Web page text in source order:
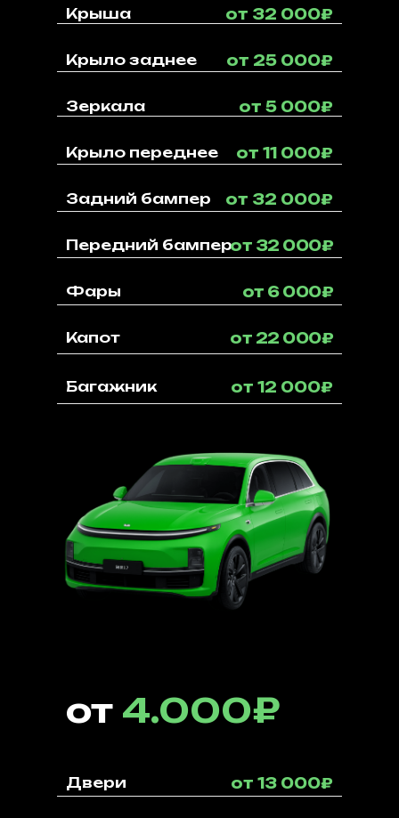
Багажник от 12 000₽
Крыша от 32 000₽
Крыло заднее от 25 000₽
Зеркала от 5 000₽
Крыло переднее от 11 000₽
Задний бампер от 32 000₽
Передний бамперот 32 000₽
Фары от 6 000₽
Капот от 22 000₽
Двери от 13 000₽
от 4.000₽